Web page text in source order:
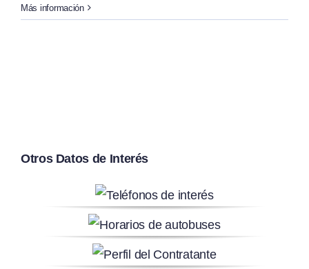
Más información
Otros Datos de Interés